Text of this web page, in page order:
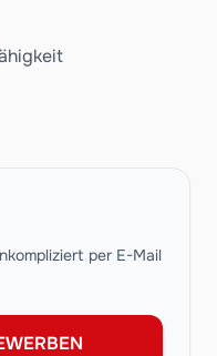
per E-Mail